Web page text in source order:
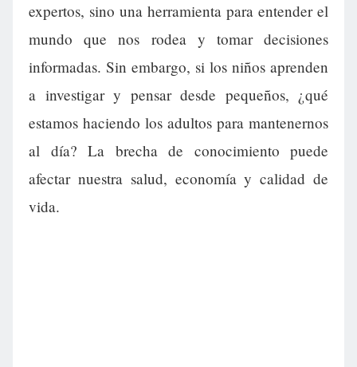
expertos, sino una herramienta para entender el
mundo que nos rodea y tomar decisiones
informadas. Sin embargo, si los niños aprenden
a investigar y pensar desde pequeños, ¿qué
estamos haciendo los adultos para mantenernos
al día? La brecha de conocimiento puede
afectar nuestra salud, economía y calidad de
vida.